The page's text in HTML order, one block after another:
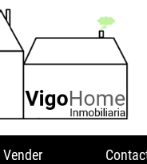
Vender